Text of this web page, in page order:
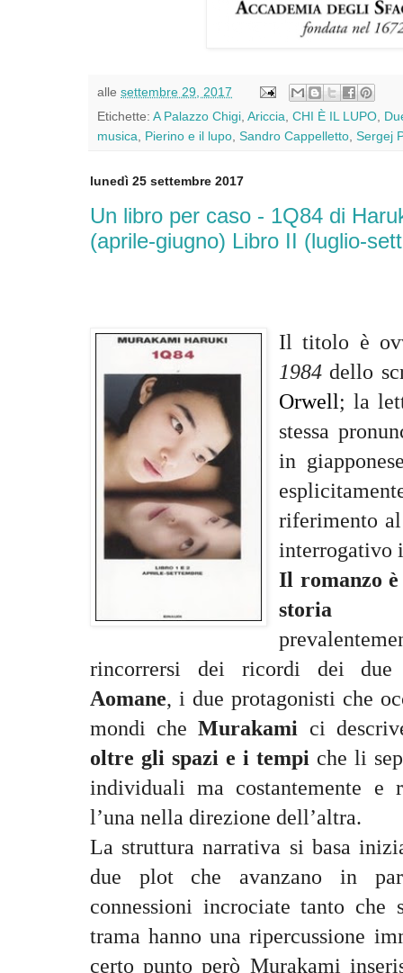
alle settembre 29, 2017
Etichette: A Palazzo Chigi Ariccia CHI È IL LUPO
musica
Pierino e il lupo Sandro Cappelletto Sergej
lunedì 25 settembre 2017
Un libro per caso - 1Q84 di
(aprile-giugno) Libro II (luglio-
Il titolo è
1984 dello
Orwell; la
stessa
in
riferimento
interrogativo
Il romanzo
storia
rincorrersi dei ricordi dei due
Aomane, i due protagonisti che
mondi cheMurakami ci
oltre gli spazi e i tempi che li
individuali ma costantemente e
l’una nella direzione dell’altra.
La struttura narrativa si basa
due plot che avanzano in
connessioni incrociate tanto
trama hanno una ripercussione
certo punto però Murakami